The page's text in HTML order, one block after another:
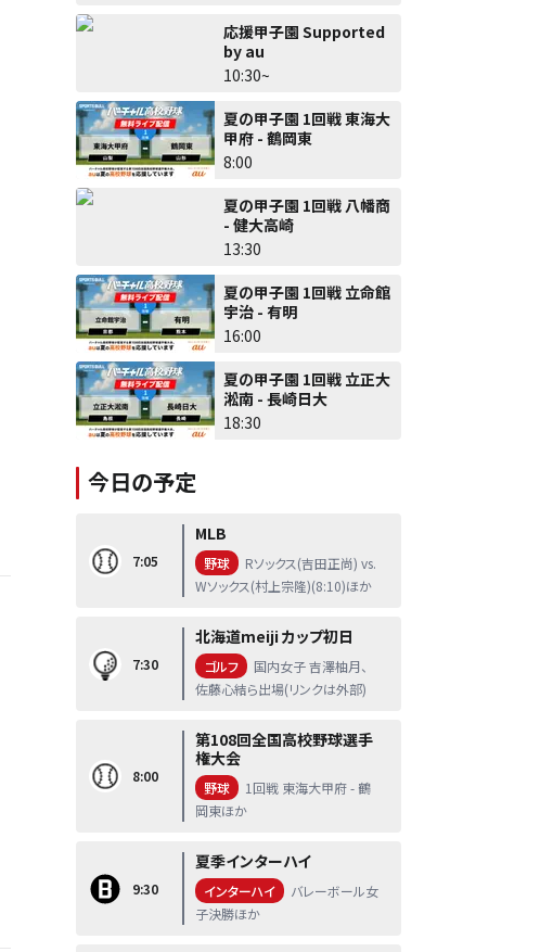
応援甲子園 Supported
by au
10:30~
夏の甲子園 1回戦 東海大
甲府 - 鶴岡東
8:00
夏の甲子園 1回戦 八幡商
- 健大高崎
13:30
夏の甲子園 1回戦 立命館
宇治 - 有明
16:00
夏の甲子園 1回戦 立正大
淞南 - 長崎日大
18:30
今日の予定
7:05
MLB
野球
Rソックス(吉田正尚) vs.
Wソックス(村上宗隆)(8:10)ほか
7:30
北海道meiji カップ初日
ゴルフ
国内女子 吉澤柚月、
佐藤心結ら出場(リンクは外部)
8:00
第108回全国高校野球選手
権大会
野球
1回戦 東海大甲府 - 鶴
岡東ほか
9:30
夏季インターハイ
インターハイ
バレーボール女
子決勝ほか